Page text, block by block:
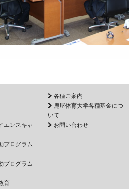
エンスキャ
プログラム
プログラム
育
各種ご案内
鹿屋体育大学各種基金につ
いて
お問い合わせ